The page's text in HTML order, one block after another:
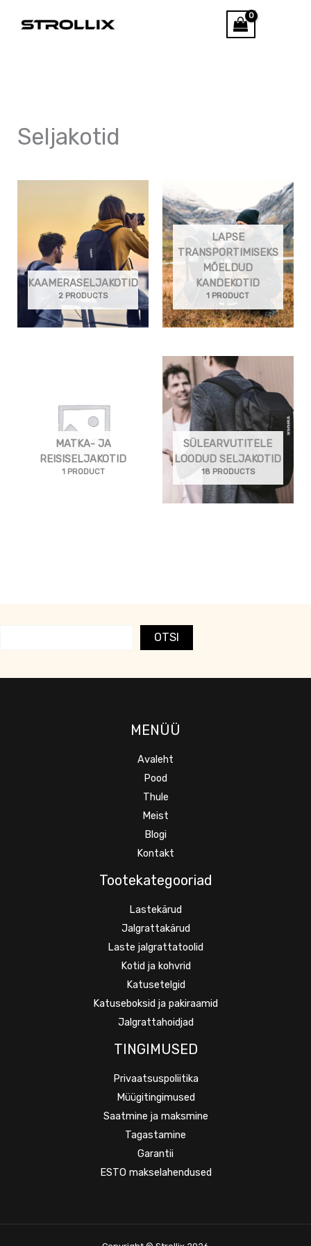
Seljakotid
KAAMERASELJAKOTID
2 PRODUCTS
LAPSE
TRANSPORTIMISEKS
MÕELDUD
KANDEKOTID
1 PRODUCT
MATKA- JA
REISISELJAKOTID
1 PRODUCT
SÜLEARVUTITELE
LOODUD SELJAKOTID
18 PRODUCTS
OTSI
MENÜÜ
Avaleht
Pood
Thule
Meist
Blogi
Kontakt
Tootekategooriad
Lastekärud
Jalgrattakärud
Laste jalgrattatoolid
Kotid ja kohvrid
Katusetelgid
Katuseboksid ja pakiraamid
Jalgrattahoidjad
TINGIMUSED
Privaatsuspoliitika
Müügitingimused
Saatmine ja maksmine
Tagastamine
Garantii
ESTO makselahendused